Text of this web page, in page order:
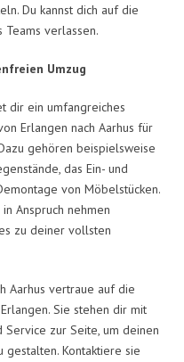
Du kannst dich auf die
Teams verlassen.
Umzug
dir ein umfangreiches
Erlangen nach Aarhus für
gehören beispielsweise
das Ein- und
von Möbelstücken.
Anspruch nehmen
zu deiner vollsten
Aarhus vertraue auf die
Sie stehen dir mit
zur Seite, um deinen
Kontaktiere sie